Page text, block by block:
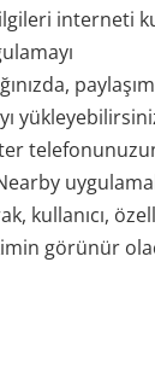
interneti
kullanıcı,
görünür